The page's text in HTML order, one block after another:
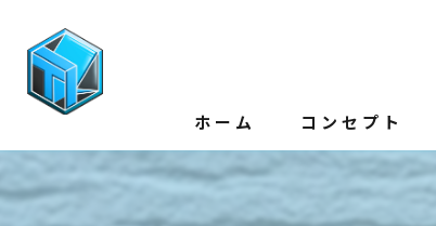
ホーム コンセプト